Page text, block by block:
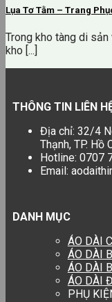
Lụa Tơ Tằm – Trang
Trong kho tàng di
kho [...]
THÔNG TIN LIÊN
Địa chỉ: 32/4
Thạnh, TP. Hồ
Hotline: 0707
Email:
DANH MỤC
ÁO DÀI
ÁO DÀI
ÁO DÀI
ÁO DÀI
PHỤ